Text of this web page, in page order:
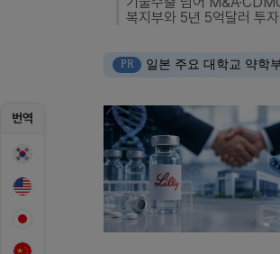
번역
복지부와 5년 5억달러 투
PR 일본 주요 대학교 약학